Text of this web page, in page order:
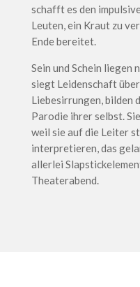
schafft es den
Leuten, ein Kraut zu
Ende bereitet.
Sein und Schein liegen
siegt Leidenschaft
Liebesirrungen, bilden
Parodie ihrer selbst.
weil sie auf die Leiter
interpretieren, das
allerlei
Theaterabend.